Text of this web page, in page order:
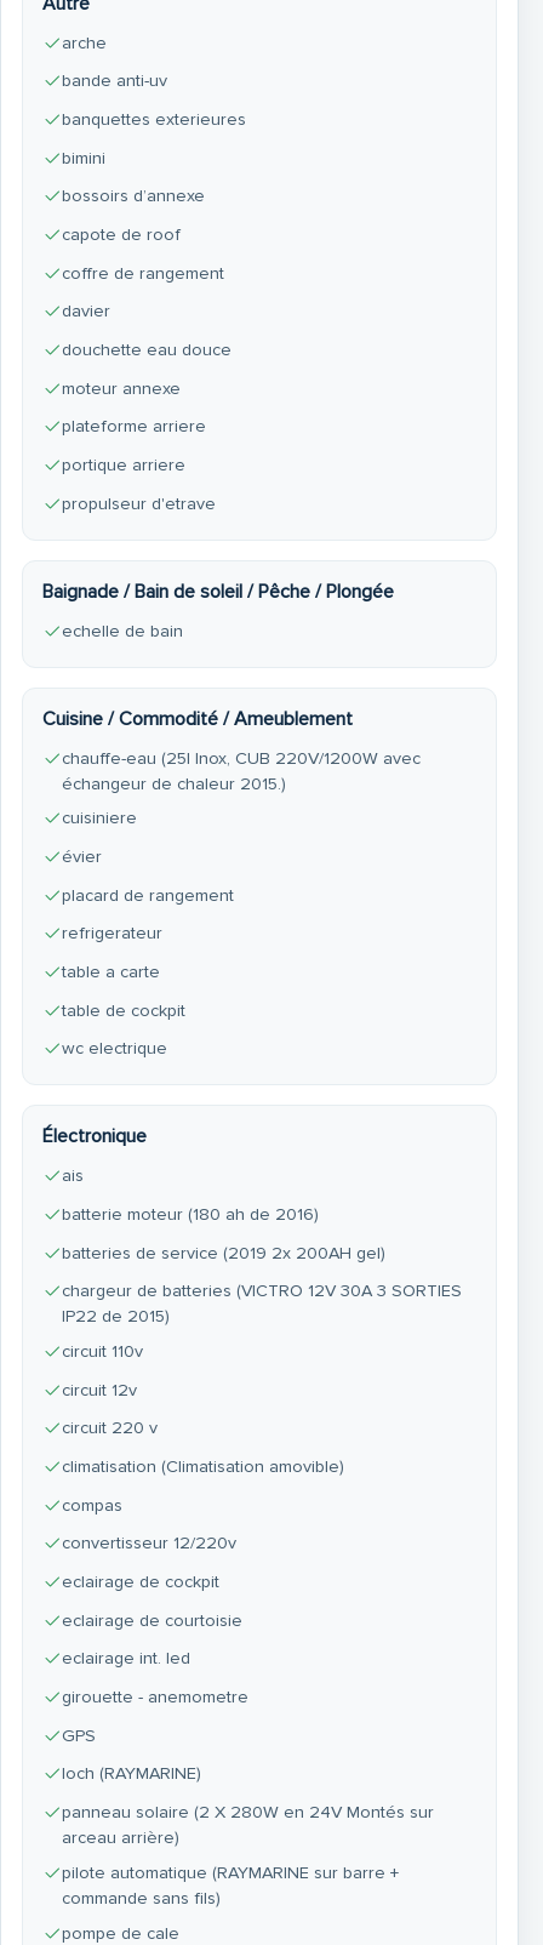
arche
bande anti-uv
banquettes exterieures
bimini
bossoirs d’annexe
capote de roof
coffre de rangement
davier
douchette eau douce
moteur annexe
plateforme arriere
portique arriere
propulseur d'etrave
Baignade / Bain de soleil / Pêche / Plongée
echelle de bain
Cuisine / Commodité / Ameublement
chauffe-eau (25l Inox, CUB 220V/1200W avec
échangeur de chaleur 2015.)
cuisiniere
évier
placard de rangement
refrigerateur
table a carte
table de cockpit
wc electrique
Électronique
ais
batterie moteur (180 ah de 2016)
batteries de service (2019 2x 200AH gel)
chargeur de batteries (VICTRO 12V 30A 3 SORTIES
IP22 de 2015)
circuit 110v
circuit 12v
circuit 220 v
climatisation (Climatisation amovible)
compas
convertisseur 12/220v
eclairage de cockpit
eclairage de courtoisie
eclairage int. led
girouette - anemometre
GPS
loch (RAYMARINE)
panneau solaire (2 X 280W en 24V Montés sur
arceau arrière)
pilote automatique (RAYMARINE sur barre +
commande sans fils)
pompe de cale